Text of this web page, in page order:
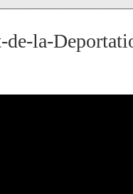
la-